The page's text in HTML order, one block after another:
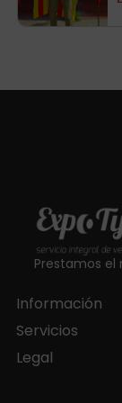
Prestamos el
Información
Servicios
Legal